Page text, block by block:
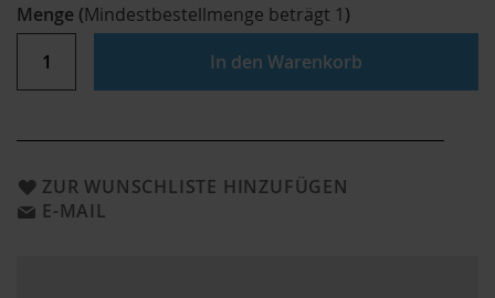
Menge (Mindestbestellmenge beträgt 1)
In den Warenkorb
ZUR WUNSCHLISTE HINZUFÜGEN
E-MAIL